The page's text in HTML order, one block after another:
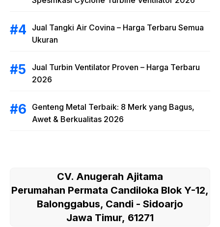
Jual Tangki Air Covina – Harga Terbaru Semua
Ukuran
Jual Turbin Ventilator Proven – Harga Terbaru
2026
Genteng Metal Terbaik: 8 Merk yang Bagus,
Awet & Berkualitas 2026
CV. Anugerah Ajitama
Perumahan Permata Candiloka Blok Y-12,
Balonggabus, Candi - Sidoarjo
Jawa Timur, 61271